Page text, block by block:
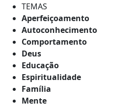
TEMAS
Aperfeiçoamento
Autoconhecimento
Comportamento
Deus
Educação
Espiritualidade
Família
Mente